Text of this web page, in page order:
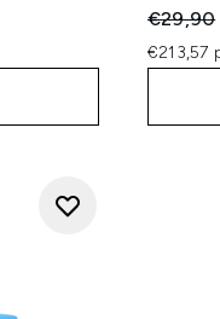
€29,90
€213,57